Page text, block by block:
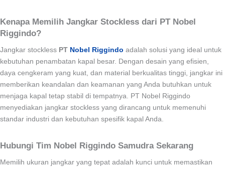
Kenapa Memilih Jangkar Stockless dari PT Nobel
Riggindo?
Jangkar stockless PT Nobel Riggindo adalah solusi yang ideal untuk
kebutuhan penambatan kapal besar. Dengan desain yang efisien,
daya cengkeram yang kuat, dan material berkualitas tinggi, jangkar ini
memberikan keandalan dan keamanan yang Anda butuhkan untuk
menjaga kapal tetap stabil di tempatnya. PT Nobel Riggindo
menyediakan jangkar stockless yang dirancang untuk memenuhi
standar industri dan kebutuhan spesifik kapal Anda.
Hubungi Tim Nobel Riggindo Samudra Sekarang
Memilih ukuran jangkar yang tepat adalah kunci untuk memastikan